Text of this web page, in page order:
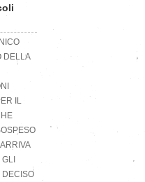
DELLA
IL
DECISO